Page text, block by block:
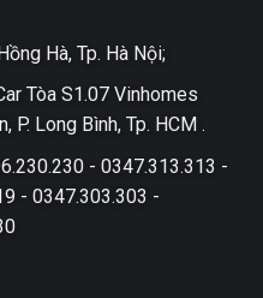
Hà, Tp. Hà Nội;
Tòa S1.07 Vinhomes
P. Long Bình, Tp. HCM .
- 0347.313.313 -
- 0347.303.303 -